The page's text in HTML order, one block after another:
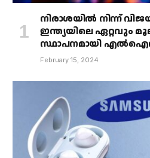
നിരാശയിൽ നിന്ന്
ഇന്ത്യയിലെ ഏറ്റവും
സ്ഥാപനമായി
February 15, 2024